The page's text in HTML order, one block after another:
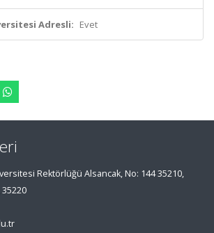
Adresli: Evet
Rektörlüğü Alsancak, No: 144 35210,